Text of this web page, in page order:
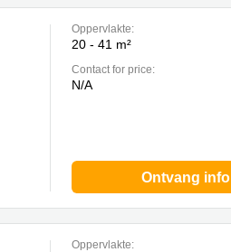
Oppervlakte:
20 - 41 m²
Contact for price:
N/A
Ontvang info
Oppervlakte: